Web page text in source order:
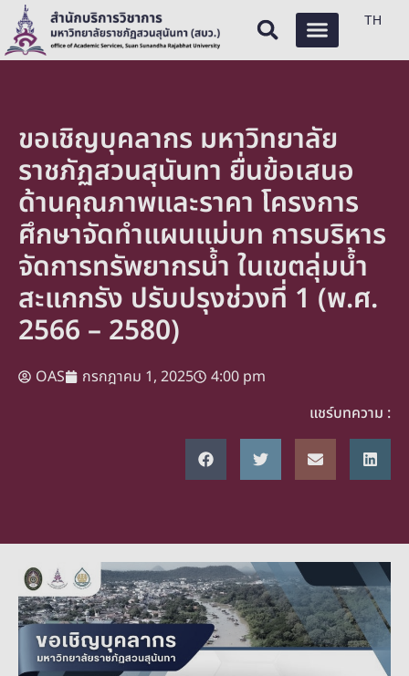
TH
ขอเชิญบุคลากร มหาวิทยาลัย
ราชภัฏสวนสุนันทา ยื่นข้อเสนอ
ด้านคุณภาพและราคา โครงการ
ศึกษาจัดทำแผนแม่บท การบริหาร
จัดการทรัพยากรน้ำ ในเขตลุ่มน้ำ
สะแกกรัง ปรับปรุงช่วงที่ 1 (พ.ศ.
2566 – 2580)
OAS กรกฎาคม 1, 2025
4:00 pm
แชร์บทความ :